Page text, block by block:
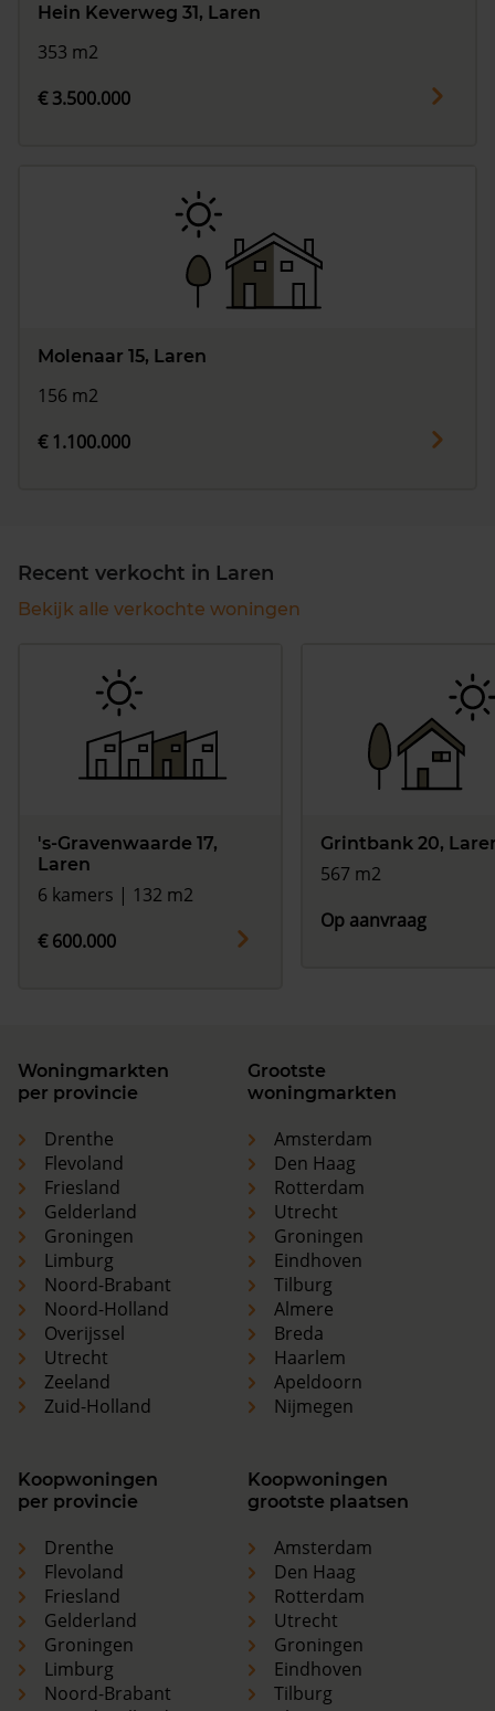
Hein Keverweg 31, Laren
353 m2
€ 3.500.000
Molenaar 15, Laren
156 m2
€ 1.100.000
Recent verkocht in Laren
Bekijk alle verkochte woningen
's-Gravenwaarde 17,
Laren
6 kamers | 132 m2
€ 600.000
Grintbank 20,
567 m2
Op aanvraag
Woningmarkten
per provincie
Drenthe
Flevoland
Friesland
Gelderland
Groningen
Limburg
Noord-Brabant
Noord-Holland
Overijssel
Utrecht
Zeeland
Zuid-Holland
Grootste
woningmarkten
Amsterdam
Den Haag
Rotterdam
Utrecht
Groningen
Eindhoven
Tilburg
Almere
Breda
Haarlem
Apeldoorn
Nijmegen
Koopwoningen
per provincie
Drenthe
Flevoland
Friesland
Gelderland
Groningen
Limburg
Noord-Brabant
Koopwoningen
grootste plaatsen
Amsterdam
Den Haag
Rotterdam
Utrecht
Groningen
Eindhoven
Tilburg